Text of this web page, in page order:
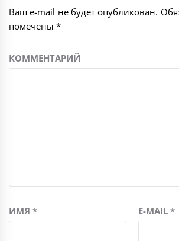
Ваш e-mail не будет опубликован.
помечены*
КОММЕНТАРИЙ
ИМЯ* E-MAIL*